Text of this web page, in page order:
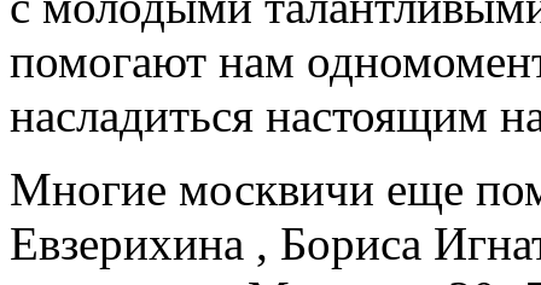
помогают нам
насладиться настоящим
Многие москвичи еще
Евзерихина , Бориса